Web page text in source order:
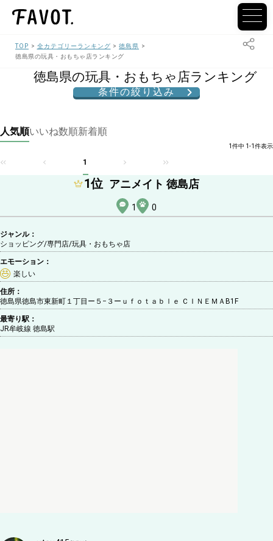
TOP 全カテゴリーランキング
徳島県
徳島県の玩具・おもちゃ店ランキング
徳島県の玩具・おもちゃ店ランキング
条件の絞り込み
人気順いいね数順新着順
1件中 1-1件表示
1
1位 アニメイト 徳島店
1 0
ジャンル：
ショッピング/専門店/玩具・おもちゃ店
エモーション：
楽しい
住所：
徳島県徳島市東新町１丁目ー５−３ーｕｆｏｔａｂｌｅ ＣＩＮＥＭＡB1F
最寄り駅：
JR牟岐線 徳島駅